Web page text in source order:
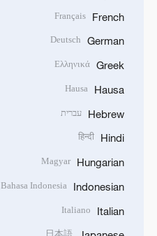
French
Français
German
Deutsch
Greek
Ελληνικά
Hausa
Hausa
Hebrew עברית
Hindi
हिन्दी
Hungarian
Magyar
Indonesian
Bahasa Indonesia
Italian
Italiano